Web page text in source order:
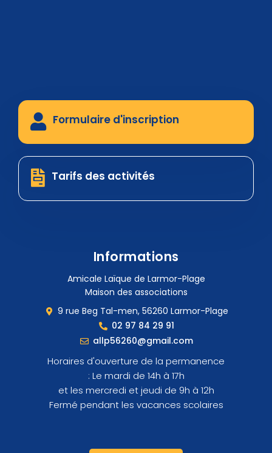
Formulaire d'inscription
Tarifs des activités
Informations
Amicale Laïque de Larmor-Plage
Maison des associations
9 rue Beg Tal-men, 56260 Larmor-Plage
02 97 84 29 91
allp56260@gmail.com
Horaires d'ouverture de la permanence
: Le mardi de 14h à 17h
et les mercredi et jeudi de 9h à 12h
Fermé pendant les vacances scolaires